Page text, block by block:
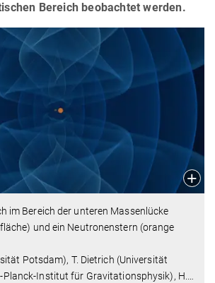
Bereich beobachtet werden.
im Bereich der unteren Massenlücke
und ein Neutronenstern (orange
Potsdam), T. Dietrich (Universität
Planck-Institut für Gravitationsphysik), H.…